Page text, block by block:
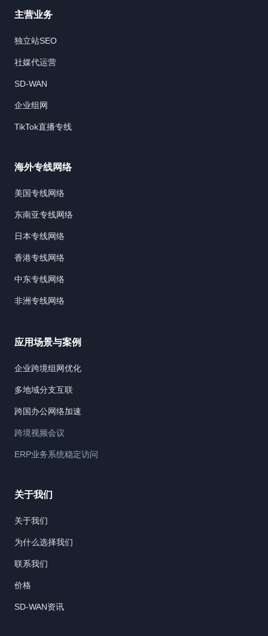
主营业务
独立站SEO
社媒代运营
SD-WAN
企业组网
TikTok直播专线
海外专线网络
美国专线网络
东南亚专线网络
日本专线网络
香港专线网络
中东专线网络
非洲专线网络
应用场景与案例
企业跨境组网优化
多地域分支互联
跨国办公网络加速
跨境视频会议
ERP业务系统稳定访问
关于我们
关于我们
为什么选择我们
联系我们
价格
SD-WAN资讯